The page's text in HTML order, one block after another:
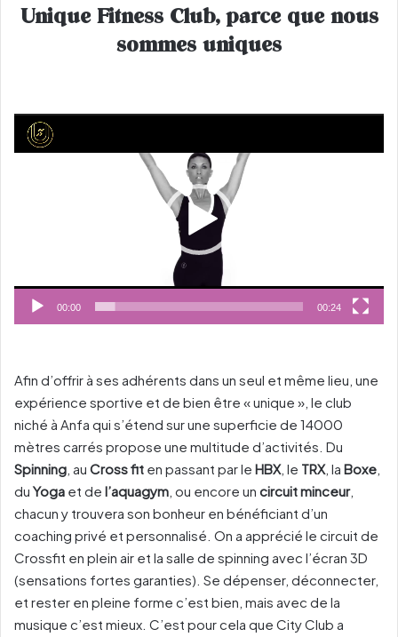
Unique Fitness Club, parce que nous
sommes uniques
Lecteur
vidéo
00:00 00:24
Afin d’offrir à ses adhérents dans un seul et même lieu, une
expérience sportive et de bien être « unique », le club
niché à Anfa qui s’étend sur une superficie de 14000
mètres carrés propose une multitude d’activités. Du
Spinning , au Cross fit en passant par le HBX, le TRX, la Boxe
du Yoga et de l’aquagym , ou encore un circuit minceur,
chacun y trouvera son bonheur en bénéficiant d’un
coaching privé et personnalisé. On a apprécié le circuit de
Crossfit en plein air et la salle de spinning avec l’écran 3D
(sensations fortes garanties). Se dépenser, déconnecter,
et rester en pleine forme c’est bien, mais avec de la
musique c’est mieux. C’est pour cela que City Club a